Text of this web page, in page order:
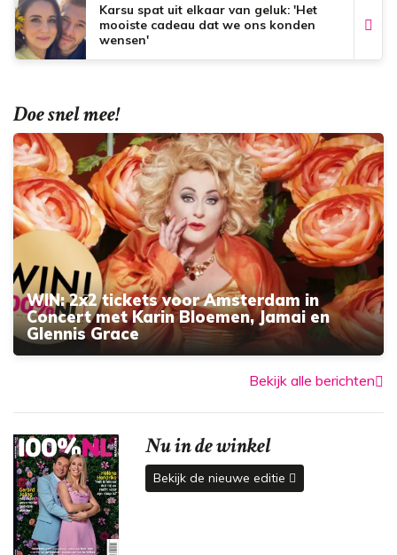
Karsu spat uit elkaar van geluk: 'Het
mooiste cadeau dat we ons konden
wensen'
Doe snel mee!
WIN: 2x2 tickets voor Amsterdam in
Concert met Karin Bloemen, Jamai en
Glennis Grace
Bekijk alle berichten
Nu in de winkel
Bekijk de nieuwe editie